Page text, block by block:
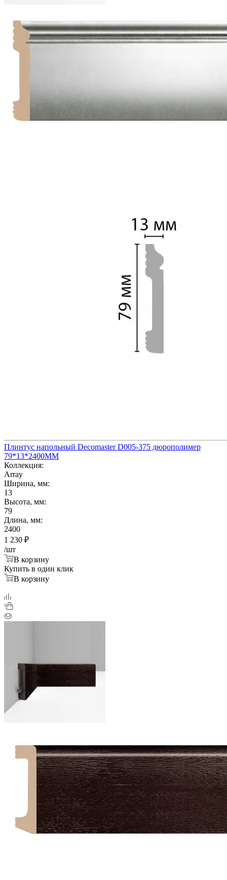
Плинтус напольный Decomaster D005-375 дюрополимер
79*13*2400ММ
Коллекция:
Array
Ширина, мм:
13
Высота, мм:
79
Длина, мм:
2400
1 230 ₽
/шт
В корзину
Купить в один клик
В корзину